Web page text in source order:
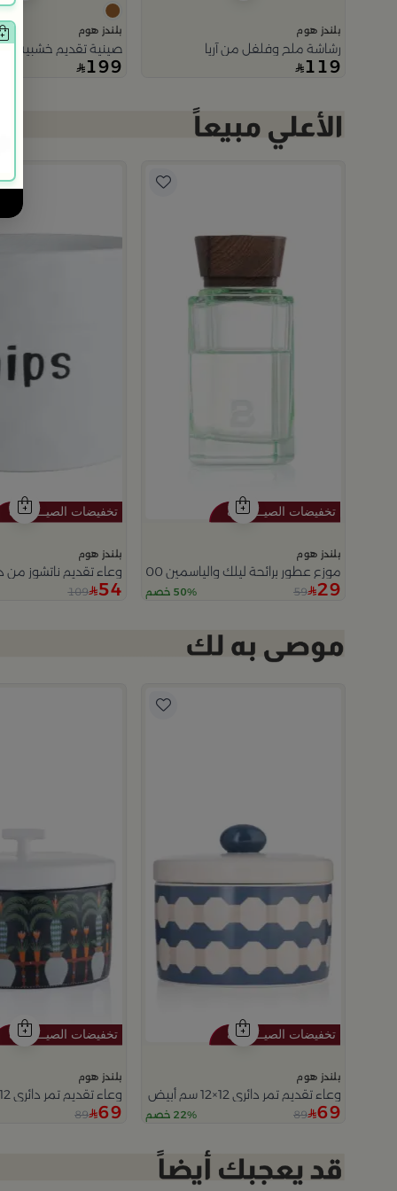
بلندز هوم
رشاشة ملح وفلفل من آريا
119
بلندز هوم
صينية تقديم خشبية
199
بلندز هوم
موزع عطور برائحة ليلك والياسمين 200 مل
29
59 50% خصم
بلندز هوم
وعاء تقديم ناتشوز من
54
109
بلندز هوم
وعاء تقديم تمر دائري 12×12 سم أبيض وأزرق من الخزف الحجري بغطاء من أزوريا
69
89 22% خصم
بلندز هوم
وعاء تقديم تمر دائري 12×12 سم متعدد الألوان من السيراميك مع غطاء من سيلورا
69
89